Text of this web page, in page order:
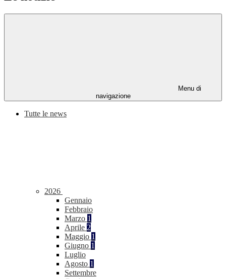
Menu di
navigazione
Tutte le news
2026
Gennaio
Febbraio
Marzo 1
Aprile 2
Maggio 1
Giugno 1
Luglio
Agosto 1
Settembre